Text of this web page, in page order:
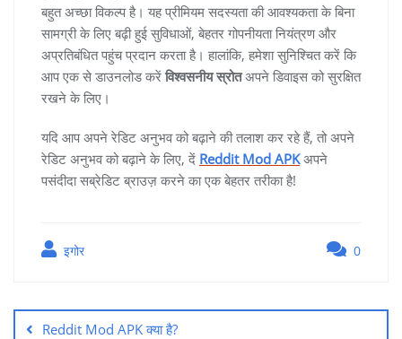
बहुत अच्छा विकल्प है। यह प्रीमियम सदस्यता की आवश्यकता के बिना
सामग्री के लिए बढ़ी हुई सुविधाओं, बेहतर गोपनीयता नियंत्रण और
अप्रतिबंधित पहुंच प्रदान करता है। हालांकि, हमेशा सुनिश्चित करें कि
आप एक से डाउनलोड करें विश्वसनीय स्रोतअपने डिवाइस को सुरक्षित
रखने के लिए।
यदि आप अपने रेडिट अनुभव को बढ़ाने की तलाश कर रहे हैं, तो अपने
रेडिट अनुभव को बढ़ाने के लिए, दें Reddit Mod APKअपने
पसंदीदा सब्रेडिट ब्राउज़ करने का एक बेहतर तरीका है!
इगोर 0
Reddit Mod APK क्या है?